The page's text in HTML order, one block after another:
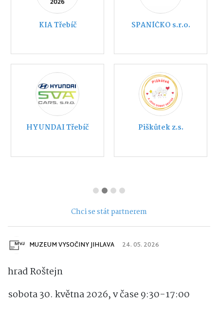
KIA Třebíč SPANÍČKO s.r.o.
HYUNDAI Třebíč Piškůtek z.s.
Chci se stát partnerem
MUZEUM VYSOČINY JIHLAVA 24. 05. 2026
hrad Roštejn
sobota 30. května 2026, v čase 9:30-17:00